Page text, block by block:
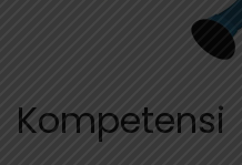
Kompetensi